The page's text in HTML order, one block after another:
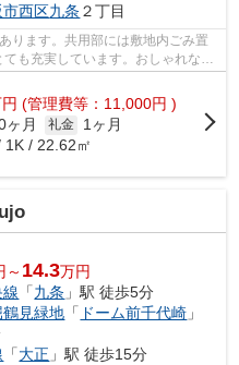
市西区九条 ２丁目
ります。共用部には敷地内ごみ置
も充実しています。おしゃれなあ
...
円 (管理費等：11,000円 )
ヶ月 礼金
1ヶ月
1K / 22.62㎡
～ 14.3万円
「九条 」駅 徒歩5分
見緑地 「 ドーム前千代崎 」
「大正 」駅 徒歩15分